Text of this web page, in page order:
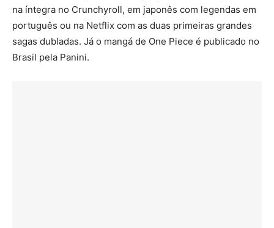
na íntegra no Crunchyroll, em japonês com legendas em
português ou na Netflix com as duas primeiras grandes
sagas dubladas. Já o mangá de One Piece é publicado no
Brasil pela Panini.